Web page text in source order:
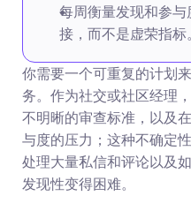
每周衡量发现和参
接，而不是虚荣指标。
你需要一个可重复的计划
务。作为社交或社区经理
不明晰的审查标准，以及
与度的压力；这种不确定
处理大量私信和评论以及
发现性变得困难。